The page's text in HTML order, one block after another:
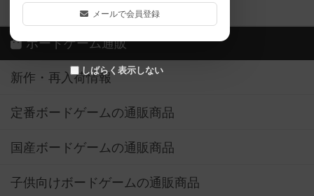
メールで会員登録
しばらく表示しない
ボドゲーマご利用案内
ボードゲーム通販
新作・再入荷情報
定番ボードゲームの通販商品
国産ボードゲームの通販商品
子供向けボードゲームの通販商品